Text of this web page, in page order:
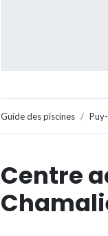
Guide des piscines
Centre